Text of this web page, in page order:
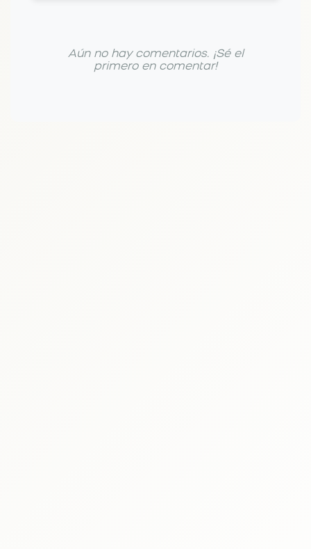
Aún no hay comentarios. ¡Sé el
primero en comentar!